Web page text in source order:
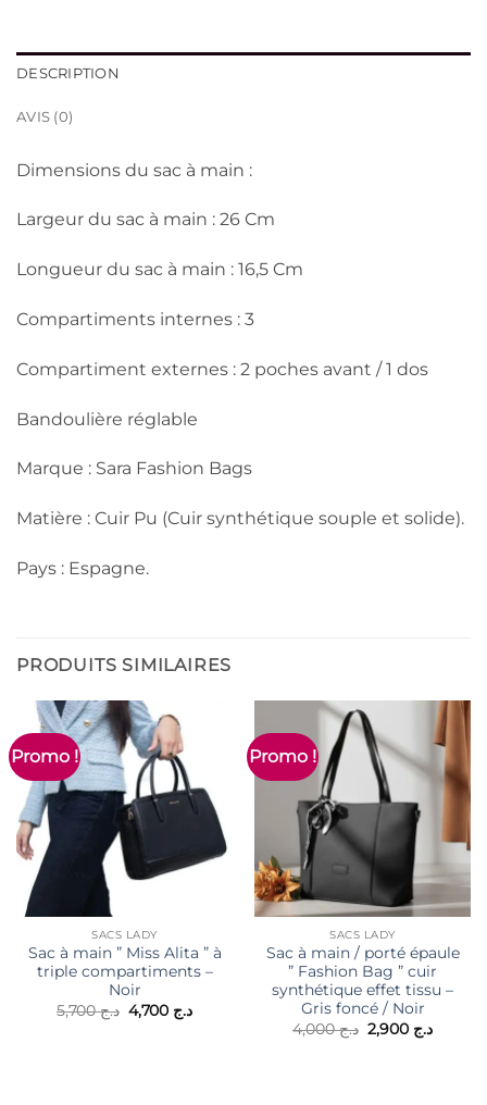
DESCRIPTION
AVIS (0)
Dimensions du sac à main :
Largeur du sac à main : 26 Cm
Longueur du sac à main : 16,5 Cm
Compartiments internes : 3
Compartiment externes : 2 poches avant / 1 dos
Bandoulière réglable
Marque : Sara Fashion Bags
Matière : Cuir Pu (Cuir synthétique souple et solide).
Pays : Espagne.
PRODUITS SIMILAIRES
Promo !
SACS LADY
Sac à main ” Miss Alita ” à
triple compartiments –
Noir
د.ج5,700
Le
prix
د.جLe
Promo !
SACS LADY
Sac à main / porté épaule
” Fashion Bag ” cuir
synthétique effet tissu –
Gris foncé / Noir
د.ج4,000
Le
prix
د.جLe